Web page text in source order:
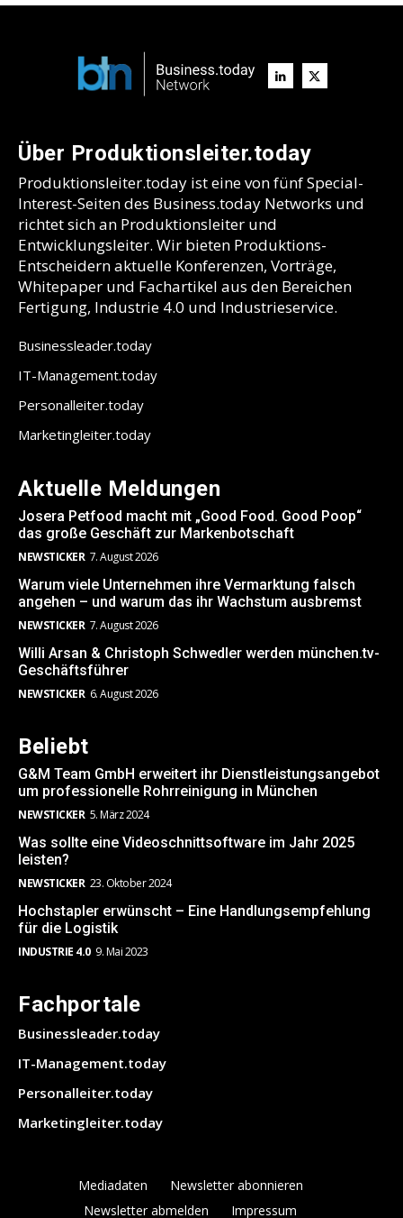
Über Produktionsleiter.today
Produktionsleiter.today ist eine von fünf Special-
Interest-Seiten des Business.today Networks und
richtet sich an Produktionsleiter und
Entwicklungsleiter. Wir bieten Produktions-
Entscheidern aktuelle Konferenzen, Vorträge,
Whitepaper und Fachartikel aus den Bereichen
Fertigung, Industrie 4.0 und Industrieservice.
Businessleader.today
IT-Management.today
Personalleiter.today
Marketingleiter.today
Aktuelle Meldungen
Josera Petfood macht mit „Good Food. Good Poop“
das große Geschäft zur Markenbotschaft
NEWSTICKER 7. August 2026
Warum viele Unternehmen ihre Vermarktung falsch
angehen – und warum das ihr Wachstum ausbremst
NEWSTICKER 7. August 2026
Willi Arsan & Christoph Schwedler werden münchen.tv-
Geschäftsführer
NEWSTICKER 6. August 2026
Beliebt
G&M Team GmbH erweitert ihr Dienstleistungsangebot
um professionelle Rohrreinigung in München
NEWSTICKER 5. März 2024
Was sollte eine Videoschnittsoftware im Jahr 2025
leisten?
NEWSTICKER 23. Oktober 2024
Hochstapler erwünscht – Eine Handlungsempfehlung
für die Logistik
INDUSTRIE 4.0 9. Mai 2023
Fachportale
Businessleader.today
IT-Management.today
Personalleiter.today
Marketingleiter.today
Mediadaten
Newsletter abonnieren
Newsletter abmelden
Impressum